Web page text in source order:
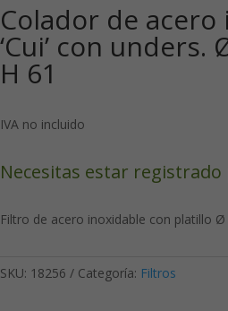
Colador de
‘Cui’ con
H 61
IVA no incluido
Necesitas estar
Filtro de acero inoxidable con platillo
SKU: 18256 Categoría: Filtros